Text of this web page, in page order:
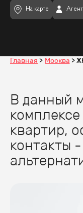
На карте
Главная Москва
В данный
квартир,
контакты